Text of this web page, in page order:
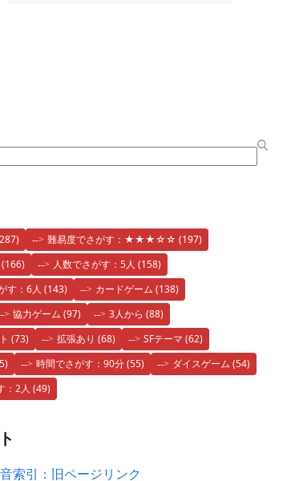
難易度でさがす：★★★☆☆ (197)
(166) 人数でさがす：5人 (158)
す：6人 (143) カードゲーム (138)
協力ゲーム (97) 3人から (88)
(73) 拡張あり (68) SFテーマ (62)
時間でさがす：90分(55) ダイスゲーム (54)
：2人 (49)
索引：旧ページリンク